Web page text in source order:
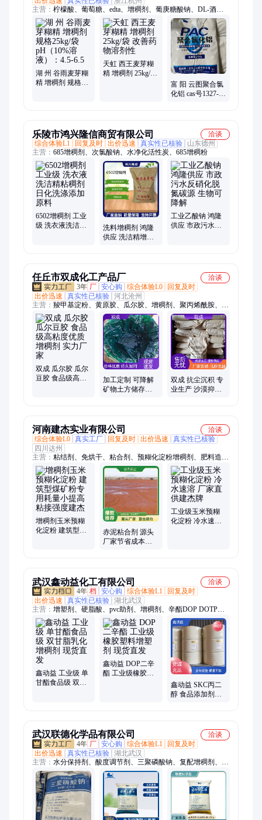
主营： 柠檬酸、葡萄糖、edta、增稠剂、葡庚糖酸钠、DL-酒石
酸、磷酸钠、纯碱、小苏打、葡萄糖酸钠、维生素C、山梨酸
钾、苯甲酸钠、酒石酸钾钠、工业盐、聚合氯化铝、醋酸钠、元
明粉
湖 州 谷雨麦芽糊
精 增稠剂 规格
天虹 西王麦芽糊
精 增稠剂 25kg/袋
富 阳 云图聚合氯
化铝 cas号1327-
乐陵市鸿兴隆信商贸有限公司
洽谈
综合体验L1
回复及时 出价迅速 真实性已核验
山东德州
主营： 685增稠剂、次氯酸钠、水净化活性炭、685增稠粉
6502增稠剂 工业
级 洗衣液洗洁精
洗料增稠剂 鸿隆
供应 洗洁精增稠
工业乙酸钠 鸿隆
供应 市政污水反
任丘市双成化工产品厂
洽谈
3年 厂 安心购 综合体验L0
回复及时
出价迅速
真实性已核验 河北沧州
主营： 羧甲基淀粉、黄原胶、瓜尔胶、增稠剂、聚丙烯酰胺、羧
甲基纤维素、预糊化淀粉、吸水树脂、农林保水剂、抑尘剂、聚
阴离子纤维素、型煤粘合剂、SAP吸水树脂、改性玉米粉、抑尘
固化剂、饲料用预糊化淀粉、羧甲基变性淀粉、阴离子聚丙烯酰
胺、陶瓷用纤维素、抗旱保水剂
双成 瓜尔胶 瓜尔
豆胶 食品级高粘
加工定制 可降解
矿物土方储存卸
双成 抗尘沉积 专
业生产 沙漠抑尘
河南建杰实业有限公司
洽谈
综合体验L0 真实工厂 回复及时 出价迅速
真实性已核验
四川达州
主营： 粘结剂、免烘干、粘合剂、预糊化淀粉增稠剂、肥料造
粒、变性淀粉、糊化淀粉、阿尔法淀粉、玉米预糊化、预糊化淀
粉、免烘干粘合剂、型煤粘合剂、除尘灰粘合剂、焦粉粘合剂、
肥料造粒剂、型煤胶粉、铁粉粘合剂、氧化铁皮粘结剂、氧化铁
粉、除尘灰脱锌粘合剂、焦炭块、焦末、焦沫、新型焦炭、石墨
增碳剂、增碳剂造粒
增稠剂玉米预糊
化淀粉 建筑型煤
赤泥粘合剂 源头
厂家节省成本球
工业级玉米预糊
化淀粉 冷水速溶
武汉鑫动益化工有限公司
洽谈
4年 档 安心购 综合体验L1
回复及时
出价迅速
真实性已核验 湖北武汉
主营： 增塑剂、硬脂酸、pvc助剂、增稠剂、辛酯DOP DOTP
DOA TOTM、发泡剂、脱模剂、润滑剂、树脂粉、稳定剂、丙
三醇、丙二醇、纳米钙粉、绿宝甘油、氯化石蜡、聚乙烯蜡、抗
冲增韧剂、发泡调节剂、表面活性剂、氯化聚乙烯、工业级白
油、MBS、ACR401、二丁酯DBP、EBS、环氧大豆油
鑫动益 工业级 单
甘酯食品级 双甘
鑫动益 DOP二辛
酯 工业级橡胶塑
鑫动益 SKC丙二
醇 食品添加剂化
武汉联德化学品有限公司
洽谈
4年 厂 安心购 综合体验L1
回复及时
出价迅速
真实性已核验 湖北武汉
主营： 水分保持剂、酸度调节剂、三聚磷酸钠、复配增稠剂、磷
酸二氢钾、焦磷酸二氢二钠、工业磷酸、添加剂饲料、食品磷
酸、三水磷酸氢二钾、无水磷酸氢二钾、精品磷酸二氢钾、磷酸
三钠、磷酸二氢钠、磷酸氢二钠、磷酸二氢铵、焦磷酸钠、磷酸
盐、焦磷酸一氢三钠、化肥、磷酸氢二铵